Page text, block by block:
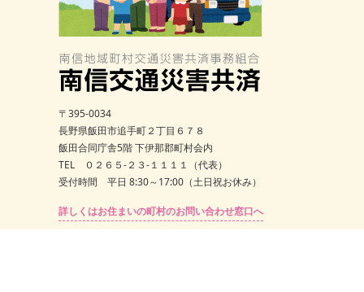
〒395-0034
長野県飯田市追手町２丁目６７８
飯田合同庁舎5階 下伊那郡町村会内
TEL ０２６５-２３-１１１１（代表）
受付時間 平日 8:30～17:00（土日祝お休み）
詳しくはお住まいの町村のお問い合わせ窓口へ